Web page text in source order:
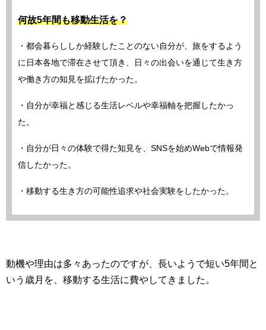
何故5年間も移動生活を？
・都会暮らししか経験したことのない自分が、旅をするよう
に日本各地で滞在させて頂き、日々の出会いを通じて生き方
や働き方の知見を拡げたかった。
・自分が幸福と感じる生活レベルや幸福軸を把握したかっ
た。
・自分が日々の体験で得た知見を、SNSを始めWebで情報発
信したかった。
・移動する生き方の可能性追求や社会実験をしたかった。
動機や理由は多々あったのですが、長いようで短い5年間と
いう歳月を、移動する生活に費やしてきました。